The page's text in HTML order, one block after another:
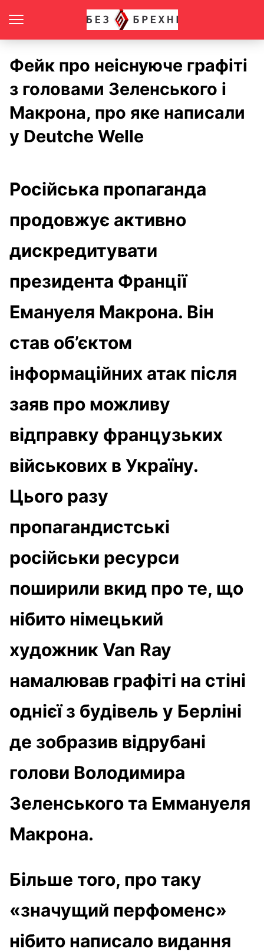
Фейк про неіснуюче графіті
з головами Зеленського і
Макрона, про яке написали
у Deutche Welle
Російська пропаганда
продовжує активно
дискредитувати
президента Франції
Емануеля Макрона. Він
став об’єктом
інформаційних атак після
заяв про можливу
відправку французьких
військових в Україну.
Цього разу
пропагандистські
російськи ресурси
поширили вкид про те, що
нібито німецький
художник Van Ray
намалював графіті на стіні
однієї з будівель у Берліні
де зобразив відрубані
голови Володимира
Зеленського та Еммануеля
Макрона.
Більше того, про таку
«значущий перфоменс»
нібито написало видання